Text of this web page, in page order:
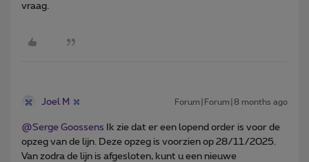
vraag.
Joel M Forum|Forum|8 months ago
@Serge Goossens Ik zie dat er een lopend order is voor de
opzeg van de lijn. Deze opzeg is voorzien op 28/11/2025.
Van zodra de lijn is afgesloten, kunt u een nieuwe